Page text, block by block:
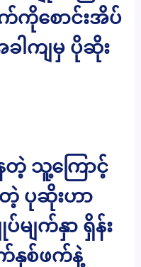
စောင်းအိပ်
ါကျမှ ပိုဆိုး
သူ့ကြောင့်
တဲ့ ပုဆိုးဟာ
မျက်နှာ ရှိန်း
နှစ်ဖက်နဲ့